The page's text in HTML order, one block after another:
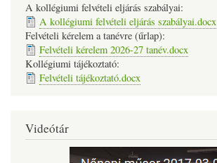
A kollégiumi felvételi eljárás szabályai:
A kollégiumi felvételi eljárás szabályai.docx
Felvételi kérelem a tanévre (űrlap):
Felvételi kérelem 2026-27 tanév.docx
Kollégiumi tájékoztató:
Felvételi tájékoztató.docx
Videótár